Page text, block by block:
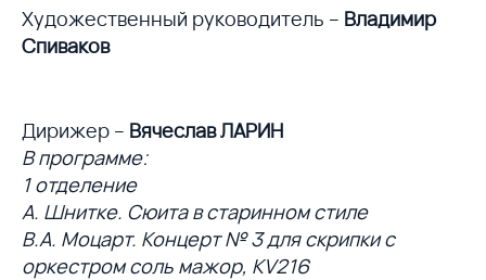
Художественный руководитель – Владимир
Спиваков
Дирижер – Вячеслав ЛАРИН
В программе:
1 отделение
А. Шнитке. Сюита в старинном стиле
В.А. Моцарт. Концерт № 3 для скрипки с
оркестром соль мажор, KV216